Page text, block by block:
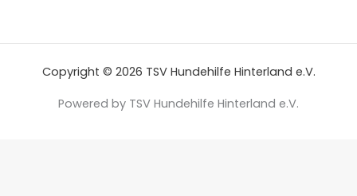
Copyright © 2026 TSV Hundehilfe Hinterland e.V.
Powered by TSV Hundehilfe Hinterland e.V.